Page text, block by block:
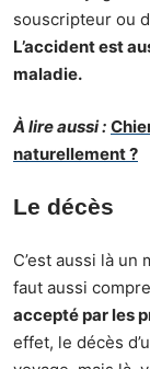
souscripteur ou
L’accident est
maladie.
À lire aussi :
naturellement ?
Le décès
C’est aussi là
faut aussi
accepté par les
effet, le décès